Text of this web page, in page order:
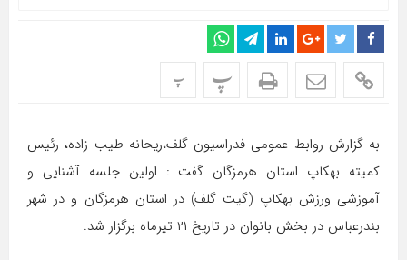
پ پ
به گزارش روابط عمومی فدراسیون گلف،ریحانه طیب زاده، رئیس
کمیته بهکاپ استان هرمزگان گفت : اولین جلسه آشنایی و
آموزشی ورزش بهکاپ (گیت گلف) در استان هرمزگان و در شهر
بندرعباس در بخش بانوان در تاریخ ۲۱ تیرماه برگزار شد.